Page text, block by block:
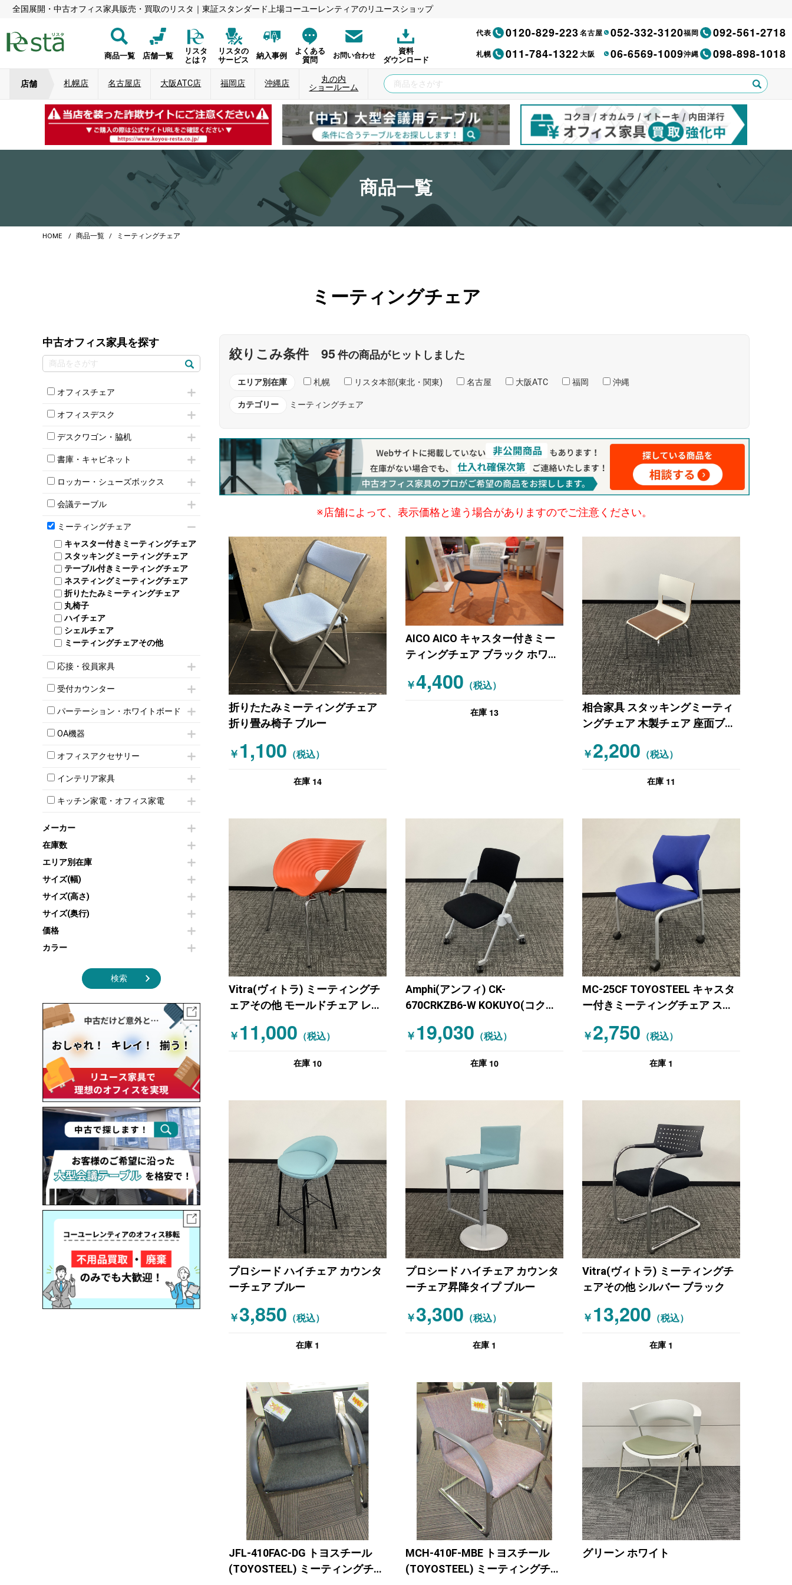
全国展開・中古オフィス家具販売・買取のリスタ｜東証スタンダード上場コーユーレンティアのリユースショップ
商品一覧 店舗一覧
リスタ
とは？
リスタの
サービス
納入事例
よくある
質問
お問い合わせ
資料
ダウンロード
代表 0120-829-223名古屋 052-332-3120福岡 092-561-2718
札幌 011-784-1322大阪 06-6569-1009沖縄 098-898-1018
店舗 札幌店 名古屋店 大阪ATC店 福岡店 沖縄店
丸の内
ショールーム
商品一覧
HOME 商品一覧 ミーティングチェア
ミーティングチェア
中古オフィス家具を探す
オフィスチェア
肘付きチェア
肘無しチェア
役員チェア
オフィスチェアその他
オフィスデスク
片袖机
フリーアドレスデスク（ベンチデスク）
昇降デスク
両袖机
デスクワゴン・脇机
インワゴン2段
インワゴン3段
脇机
書庫・キャビネット
ハイキャビネット
ローキャビネット
両開きキャビネット
上下連結キャビネット
整理ケース（ペーパーケース）
軽量ラック（スチールラック）
メタルラック
収納家具その他
オープン書庫
両開書庫
引き違い書庫
ラテラル書庫
ロッカー・シューズボックス
1人用ロッカー
2人用ロッカー
3人用ロッカー
5人用ロッカー
6人用ロッカー
8人用ロッカー
パーソナルロッカー
多人数ロッカー
シリンダー錠ロッカー
ダイヤル錠ロッカー
ボタン錠ロッカー
ダイヤル錠ロッカー
シューズロッカー・下駄箱
ワードローブ・クローゼット
ロッカーその他
会議テーブル
ミーティングテーブル
スタッキングテーブル
ネスティングテーブル
幕板付テーブル
カウンターテーブル
キャスター 付きテーブル
T字脚テーブル
大型会議テーブル
会議テーブルW1200～
会議テーブルW1500～
会議テーブルW1800～
平行スタックテーブル
ハイテーブル
会議テーブルその他
ミーティングチェア
キャスター付きミーティングチェア
スタッキングミーティングチェア
テーブル付きミーティングチェア
ネスティングミーティングチェア
折りたたみミーティングチェア
丸椅子
ハイチェア
シェルチェア
ミーティングチェアその他
応接・役員家具
応接セット
応接ソファ
応接チェア
応接・役員家具その他
受付カウンター
ハイカウンター
ローカウンター
ラウンジカウンター
パーテーション・ホワイトボード
パーテーション
自立タイプパーテーション
パーテーションその他
壁掛けホワイトボード
ホワイトボードその他
OA機器
iPad
電話機（ビジネスフォン）
シュレッダー
スクリーン
プリンター・コピー機
オフィスアクセサリー
チェア用台車
演台・講演台・演説台
防音パネル
コートハンガー・ポールハンガー
傘立て
食器棚・キッチンキャビネット
オフィスアクセサリーその他
インテリア家具
モールドチェア
ダイニングチェア
カウンターテーブル
センターテーブル・サイドテーブル
カフェテーブル
ソファ
シェルフ
ダストボックス（ゴミ箱）
インテリア家具その他
キッチン家電・オフィス家電
冷蔵庫・洗濯機
空気清浄機・加湿器
電子レンジ
液晶テレビ・モニター類
エアコン
照明機器
季節家電
その他キッチン家電・オフィス家電
メーカー
在庫数
エリア別在庫
サイズ(幅)
サイズ(高さ)
サイズ(奥行)
価格
カラー
検索
絞りこみ条件 95 件の商品がヒットしました
エリア別在庫 札幌 リスタ本部(東北・関東) 名古屋 大阪ATC 福岡 沖縄
カテゴリー ミーティングチェア
※店舗によって、表示価格と違う場合がありますのでご注意ください。
折りたたみミーティングチェア
折り畳み椅子 ブルー
￥ 1,100 （税込）
在庫 14
AICO AICO キャスター付きミー
ティングチェア ブラック ホワイ
￥4,400 （税込）
在庫 13
相合家具 スタッキングミーティ
ングチェア 木製チェア 座面ブラ
￥2,200 （税込）
在庫 11
Vitra(ヴィトラ) ミーティングチ
ェアその他 モールドチェア レッ
￥ 11,000 （税込）
在庫 10
Amphi(アンフィ) CK-
670CRKZB6-W KOKUYO(コクヨ)
ェア ブラック
￥ 19,030 （税込）
在庫 10
MC-25CF TOYOSTEEL キャスタ
ー付きミーティングチェア スタ
￥2,750 （税込）
在庫 1
プロシード ハイチェア カウンタ
ーチェア ブルー
￥3,850 （税込）
在庫 1
プロシード ハイチェア カウンタ
ーチェア昇降タイプ ブルー
￥3,300 （税込）
在庫 1
Vitra(ヴィトラ) ミーティングチ
ェアその他 シルバー ブラック
￥ 13,200 （税込）
在庫 1
JFL-410FAC-DG トヨスチール
(TOYOSTEEL) ミーティングチェ
MCH-410F-MBE トヨスチール
(TOYOSTEEL) ミーティングチェ
グリーン ホワイト